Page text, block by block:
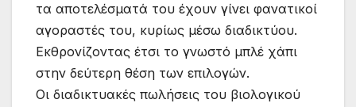
τα αποτελέσματά του έχουν γίνει φανατικοί
αγοραστές του, κυρίως μέσω διαδικτύου.
Εκθρονίζοντας έτσι το γνωστό μπλέ χάπι
στην δεύτερη θέση των επιλογών.
Οι διαδικτυακές πωλήσεις του βιολογικού